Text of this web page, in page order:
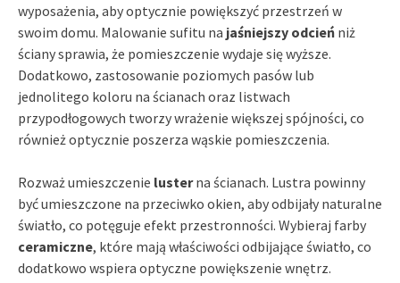
wyposażenia, aby optycznie powiększyć przestrzeń w
swoim domu. Malowanie sufitu na jaśniejszy odcień niż
ściany sprawia, że pomieszczenie wydaje się wyższe.
Dodatkowo, zastosowanie poziomych pasów lub
jednolitego koloru na ścianach oraz listwach
przypodłogowych tworzy wrażenie większej spójności, co
również optycznie poszerza wąskie pomieszczenia.
Rozważ umieszczenie lusterna ścianach. Lustra powinny
być umieszczone na przeciwko okien, aby odbijały naturalne
światło, co potęguje efekt przestronności. Wybieraj farby
ceramiczne, które mają właściwości odbijające światło, co
dodatkowo wspiera optyczne powiększenie wnętrz.